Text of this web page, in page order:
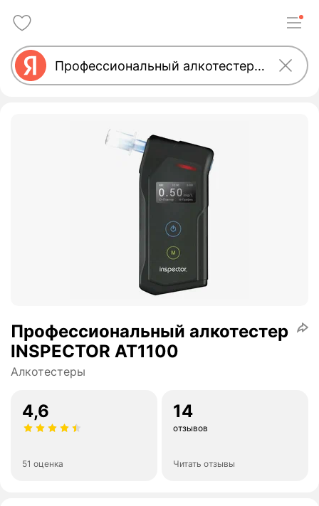
Профессиональный алкотестер
INSPECTOR AT1100
Алкотестеры
4,6
51 оценка
14
отзывов
Читать отзывы